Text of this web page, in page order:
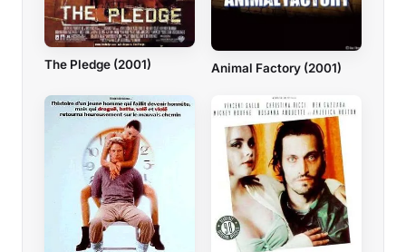
The Pledge (2001) Animal Factory (2001)